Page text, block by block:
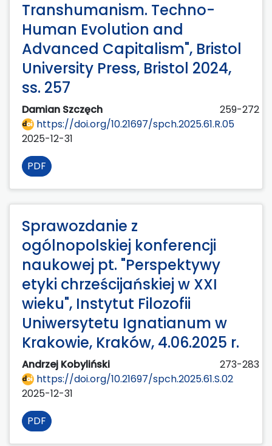
Transhumanism. Techno-
Human Evolution and
Advanced Capitalism", Bristol
University Press, Bristol 2024,
ss. 257
Damian Szczęch
259-272
https://doi.org/10.21697/spch.2025.61.R.05
2025-12-31
PDF
Sprawozdanie z
ogólnopolskiej konferencji
naukowej pt. "Perspektywy
etyki chrześcijańskiej w XXI
wieku", Instytut Filozofii
Uniwersytetu Ignatianum w
Krakowie, Kraków, 4.06.2025 r.
Andrzej Kobyliński
273-283
https://doi.org/10.21697/spch.2025.61.S.02
2025-12-31
PDF